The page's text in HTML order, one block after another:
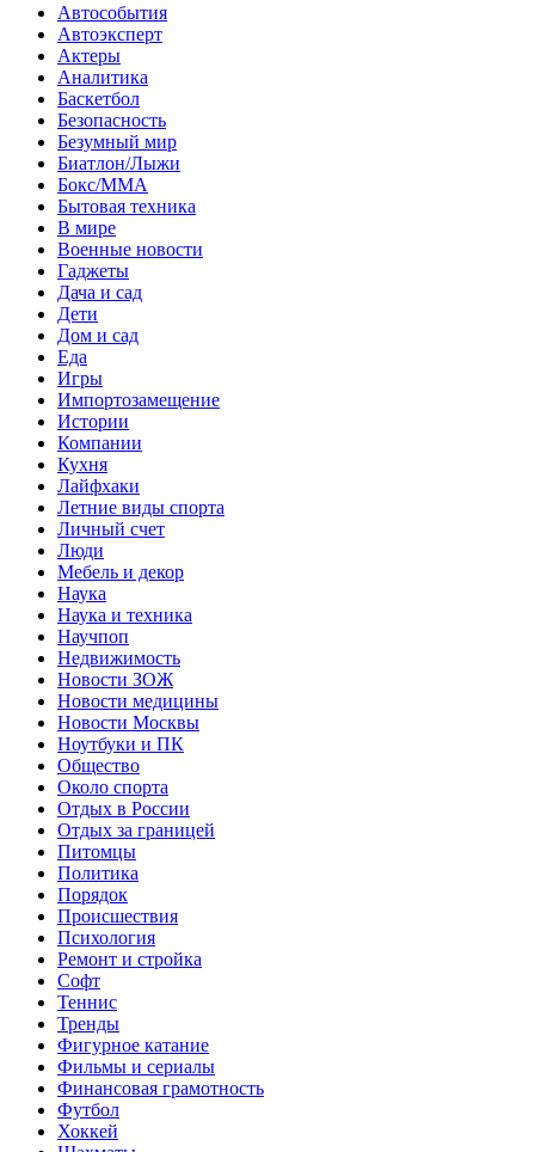
Автособытия
Автоэксперт
Актеры
Аналитика
Баскетбол
Безопасность
Безумный мир
Биатлон/Лыжи
Бокс/MMA
Бытовая техника
В мире
Военные новости
Гаджеты
Дача и сад
Дети
Дом и сад
Еда
Игры
Импортозамещение
Истории
Компании
Кухня
Лайфхаки
Летние виды спорта
Личный счет
Люди
Мебель и декор
Наука
Наука и техника
Научпоп
Недвижимость
Новости ЗОЖ
Новости медицины
Новости Москвы
Ноутбуки и ПК
Общество
Около спорта
Отдых в России
Отдых за границей
Питомцы
Политика
Порядок
Происшествия
Психология
Ремонт и стройка
Софт
Теннис
Тренды
Фигурное катание
Фильмы и сериалы
Финансовая грамотность
Футбол
Хоккей